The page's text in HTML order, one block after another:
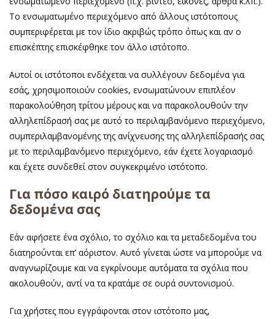
Το ενσωματωμένο περιεχόμενο από άλλους ιστότοπους
συμπεριφέρεται με τον ίδιο ακριβώς τρόπο όπως και αν ο
επισκέπτης επισκέφθηκε τον άλλο ιστότοπο.
Αυτοί οι ιστότοποι ενδέχεται να συλλέγουν δεδομένα για
εσάς, χρησιμοποιούν cookies, ενσωματώνουν επιπλέον
παρακολούθηση τρίτου μέρους και να παρακολουθούν την
αλληλεπίδρασή σας με αυτό το περιλαμβανόμενο περιεχόμενο,
συμπεριλαμβανομένης της ανίχνευσης της αλληλεπίδρασής σας
με το περιλαμβανόμενο περιεχόμενο, εάν έχετε λογαριασμό
και έχετε συνδεθεί στον συγκεκριμένο ιστότοπο.
Για πόσο καιρό διατηρούμε τα
δεδομένα σας
Εάν αφήσετε ένα σχόλιο, το σχόλιο και τα μεταδεδομένα του
διατηρούνται επ’ αόριστον. Αυτό γίνεται ώστε να μπορούμε να
αναγνωρίζουμε και να εγκρίνουμε αυτόματα τα σχόλια που
ακολουθούν, αντί να τα κρατάμε σε ουρά συντονισμού.
Για χρήστες που εγγράφονται στον ιστότοπο μας,